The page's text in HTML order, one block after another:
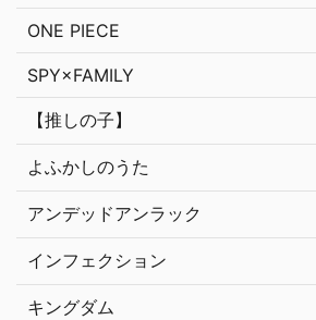
ONE PIECE
SPY×FAMILY
【推しの子】
よふかしのうた
アンデッドアンラック
インフェクション
キングダム